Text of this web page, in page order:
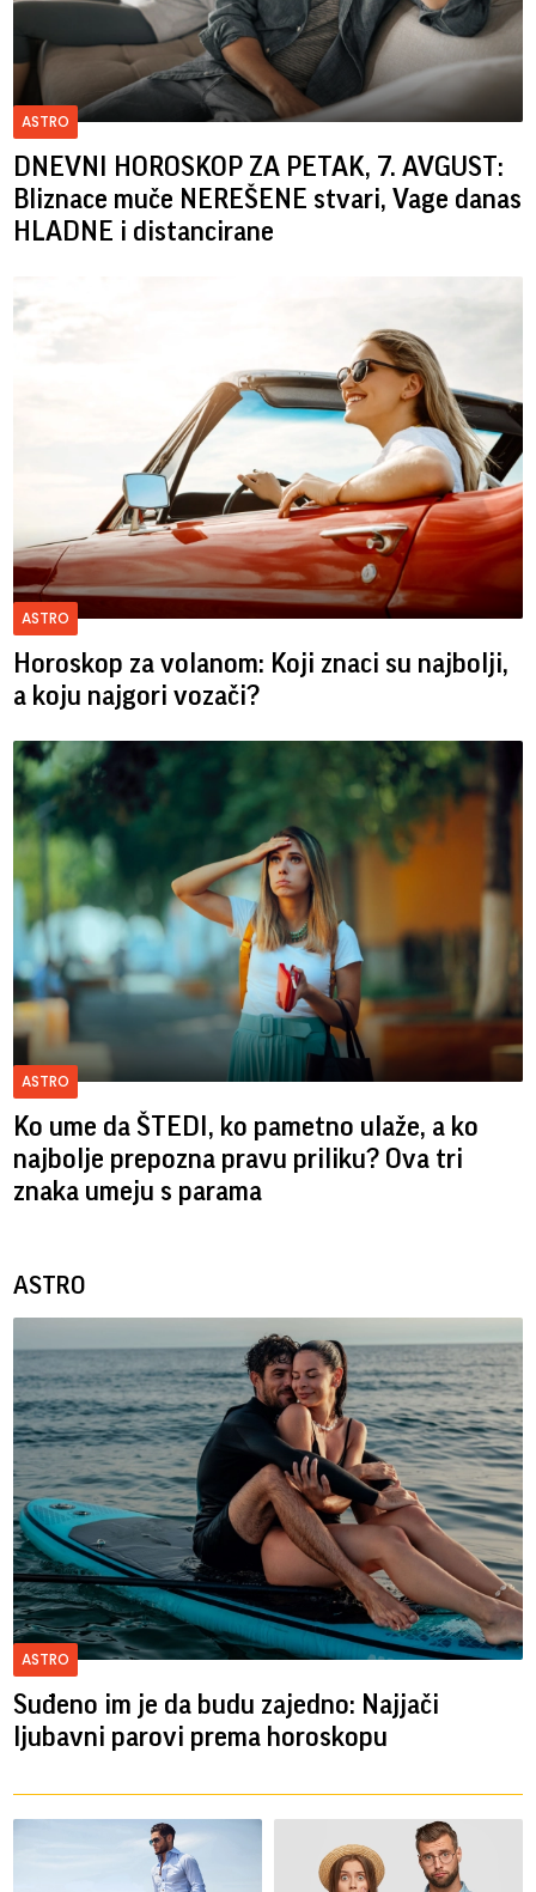
ASTRO
DNEVNI HOROSKOP ZA PETAK, 7. AVGUST:
Bliznace muče NEREŠENE stvari, Vage danas
HLADNE i distancirane
ASTRO
Horoskop za volanom: Koji znaci su najbolji,
a koju najgori vozači?
ASTRO
Ko ume da ŠTEDI, ko pametno ulaže, a ko
najbolje prepozna pravu priliku? Ova tri
znaka umeju s parama
ASTRO
ASTRO
Suđeno im je da budu zajedno: Najjači
ljubavni parovi prema horoskopu